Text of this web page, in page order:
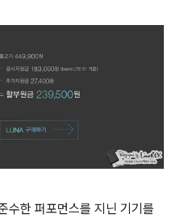
수한 퍼포먼스를 지닌 기기를